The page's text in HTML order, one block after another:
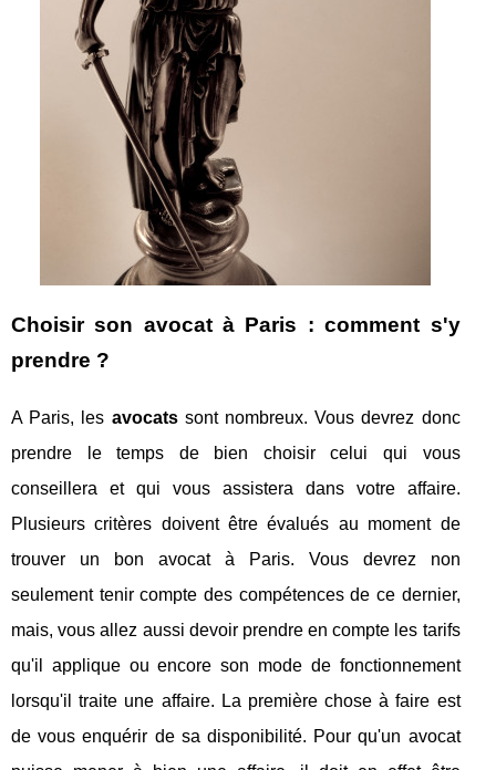
Choisir son avocat à Paris : comment s'y
prendre ?
A Paris, les avocatssont nombreux. Vous devrez donc
prendre le temps de bien choisir celui qui vous
conseillera et qui vous assistera dans votre affaire.
Plusieurs critères doivent être évalués au moment de
trouver un bon avocat à Paris. Vous devrez non
seulement tenir compte des compétences de ce dernier,
mais, vous allez aussi devoir prendre en compte les tarifs
qu'il applique ou encore son mode de fonctionnement
lorsqu'il traite une affaire. La première chose à faire est
de vous enquérir de sa disponibilité. Pour qu'un avocat